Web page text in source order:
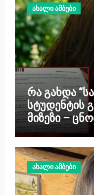
ახალი ამბები
რა გახდა
სტუდენტის
მიზეზი –
პასუხი
ახალი ამბები